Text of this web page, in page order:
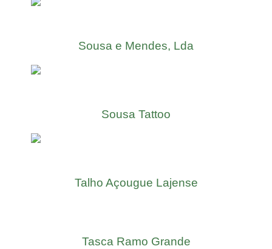
Sousa e Mendes, Lda
Sousa Tattoo
Talho Açougue Lajense
Tasca Ramo Grande